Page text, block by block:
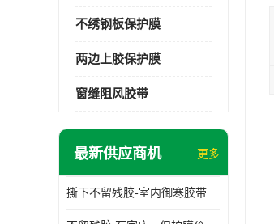
不绣钢板保护膜
两边上胶保护膜
窗缝阻风胶带
最新供应商机 更多
撕下不留残胶-室内御寒胶带